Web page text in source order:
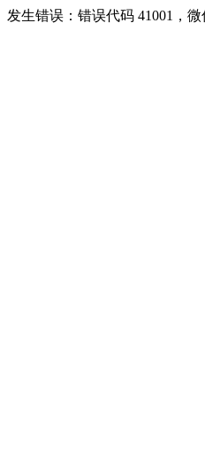
发生错误：错误代码 41001，微